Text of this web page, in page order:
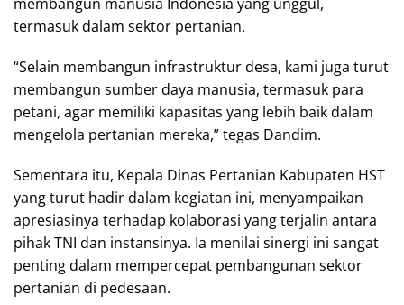
termasuk dalam sektor pertanian.
“Selain membangun infrastruktur desa, kami juga turut
membangun sumber daya manusia, termasuk para
petani, agar memiliki kapasitas yang lebih baik dalam
mengelola pertanian mereka,” tegas Dandim.
Sementara itu, Kepala Dinas Pertanian Kabupaten HST
yang turut hadir dalam kegiatan ini, menyampaikan
apresiasinya terhadap kolaborasi yang terjalin antara
pihak TNI dan instansinya. Ia menilai sinergi ini sangat
penting dalam mempercepat pembangunan sektor
pertanian di pedesaan.